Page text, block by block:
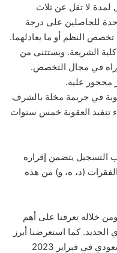
لمدة لا تقل عن ثلاث
للحاصلين على درجة
تخصص النظم أو ما يعادلهما.
الشريعة. ويستثنى من
في مجال التخصص.
محجور عليه.
في جريمة مخلة بالشرف
تنفيذ العقوبة خمس سنوات
التسجيل يتضمن إقراره
(د، ه، و) من هذه
خلاله تعرفنا على أهم
كما استعرضنا أبرز
التعديلات التي أقرها مجلس الوزراء السعودي في فبراير 2023